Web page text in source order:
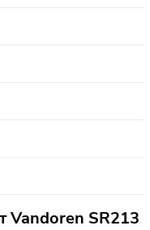
Vandoren SR213